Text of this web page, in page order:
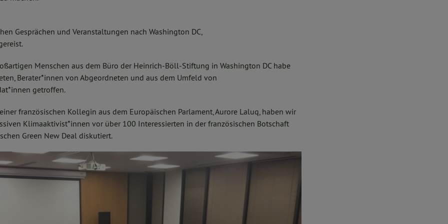
Gesprächen und Veranstaltungen nach Washington DC,
Menschen aus dem Büro der Heinrich-Böll-Stiftung in Washington DC habe
Berater*innen von Abgeordneten und aus dem Umfeld von
getroffen.
französischen Kollegin aus dem Europäischen Parlament, Aurore Laluq, haben wir
Klimaaktivist*innen vor über 100 Interessierten in der französischen Botschaft
Green New Deal diskutiert.